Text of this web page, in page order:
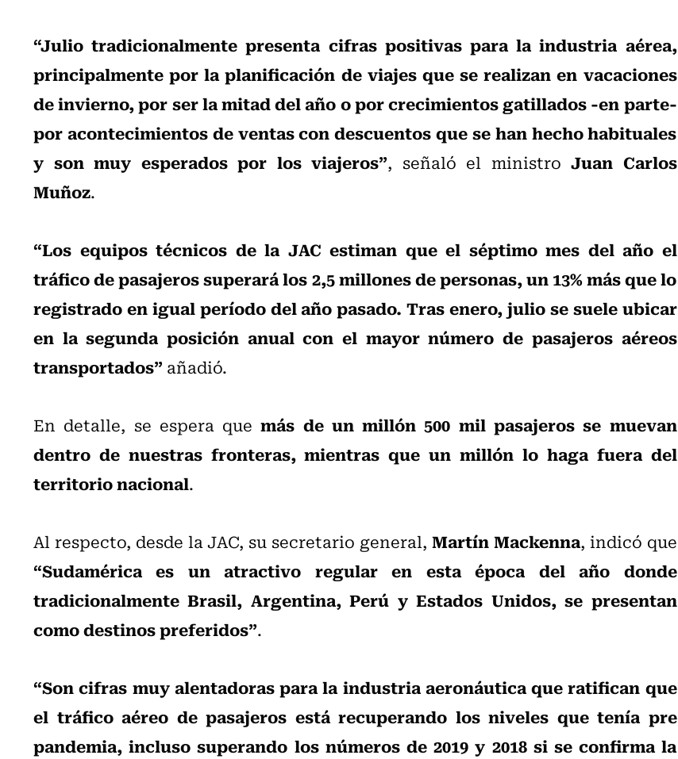
“Julio tradicionalmente presenta cifras positivas para la industria aérea,
principalmente por la planificación de viajes que se realizan en vacaciones
de invierno, por ser la mitad del año o por crecimientos gatillados -en parte-
por acontecimientos de ventas con descuentos que se han hecho habituales
y son muy esperados por los viajeros”, señaló el ministro Juan Carlos
Muñoz.
“Los equipos técnicos de la JAC estiman que el séptimo mes del año el
tráfico de pasajeros superará los 2,5 millones de personas, un 13% más que lo
registrado en igual período del año pasado. Tras enero, julio se suele ubicar
en la segunda posición anual con el mayor número de pasajeros aéreos
transportados” añadió.
En detalle, se espera quemás de un millón 500 mil pasajeros se muevan
dentro de nuestras fronteras, mientras que un millón lo haga fuera del
territorio nacional.
Al respecto, desde la JAC, su secretario general, Martín Mackenna, indicó que
“Sudamérica es un atractivo regular en esta época del año donde
tradicionalmente Brasil, Argentina, Perú y Estados Unidos, se presentan
como destinos preferidos”.
“Son cifras muy alentadoras para la industria aeronáutica que ratifican que
el tráfico aéreo de pasajeros está recuperando los niveles que tenía pre
pandemia, incluso superando los números de 2019 y 2018 si se confirma la